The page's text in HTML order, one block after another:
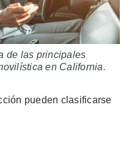
de las principales
en California.
pueden clasificarse